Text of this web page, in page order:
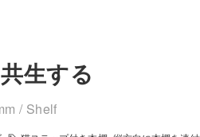
生する
/ Shelf